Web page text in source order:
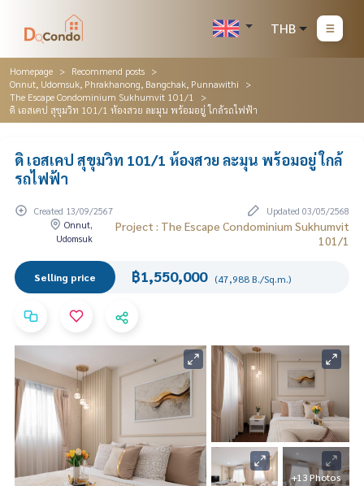
THB
Homepage
Recommend posts
Onnut, Udomsuk, Phrakhanong, Bangchak, Punnawithi
The Escape Condominium Sukhumvit 101/1
ดิ เอสเคป สุขุมวิท 101/1 ห้องสวย ละมุน พร้อมอยู่ ใกล้รถไฟฟ้า
ดิ เอสเคป สุขุมวิท 101/1 ห้องสวย ละมุน พร้อมอยู่ ใกล้
รถไฟฟ้า
Created 13/09/2567
Updated 03/05/2568
Onnut,
Udomsuk
Project : The Escape Condominium Sukhumvit
101/1
Selling price ฿1,550,000 (47,988 B./Sq.m.)
+13 Photos